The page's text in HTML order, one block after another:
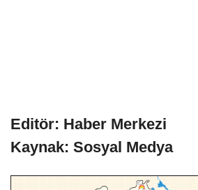
Editör: Haber Merkezi
Kaynak: Sosyal Medya